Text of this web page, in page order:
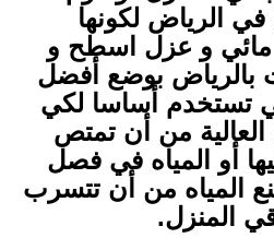
الرياض لكونها
و عزل اسطح و
بالرياض بوضع أفضل
تستخدم أساسا لكي
من أن تمتص
أو المياه في فصل
المياه من أن تتسرب
المنزل.